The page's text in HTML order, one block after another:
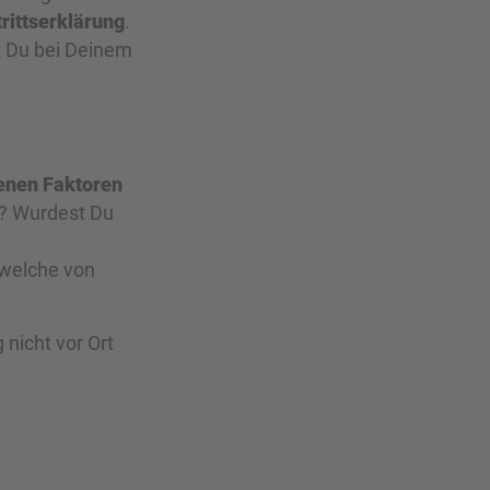
.
bei Deinem
Faktoren
Wurdest Du
von
nicht vor Ort